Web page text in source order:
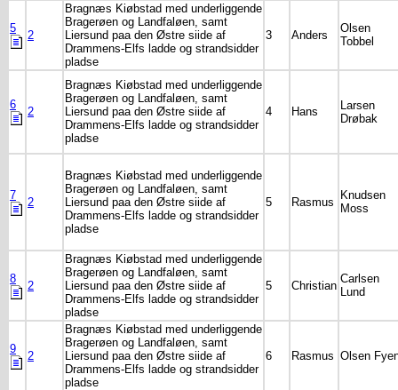
5
2
Bragnæs Kiøbstad med underliggende
Bragerøen og Landfaløen, samt
Liersund paa den Østre siide af
Drammens-Elfs ladde og strandsidder
pladse
3 Anders
Olsen
Tobbel
6
2
Bragnæs Kiøbstad med underliggende
Bragerøen og Landfaløen, samt
Liersund paa den Østre siide af
Drammens-Elfs ladde og strandsidder
pladse
4 Hans
Larsen
Drøbak
7
2
Bragnæs Kiøbstad med underliggende
Bragerøen og Landfaløen, samt
Liersund paa den Østre siide af
Drammens-Elfs ladde og strandsidder
pladse
5 Rasmus
Knudsen
Moss
8
2
Bragnæs Kiøbstad med underliggende
Bragerøen og Landfaløen, samt
Liersund paa den Østre siide af
Drammens-Elfs ladde og strandsidder
pladse
5 Christian
Carlsen
Lund
9
2
Bragnæs Kiøbstad med underliggende
Bragerøen og Landfaløen, samt
Liersund paa den Østre siide af
Drammens-Elfs ladde og strandsidder
pladse
6 Rasmus Olsen